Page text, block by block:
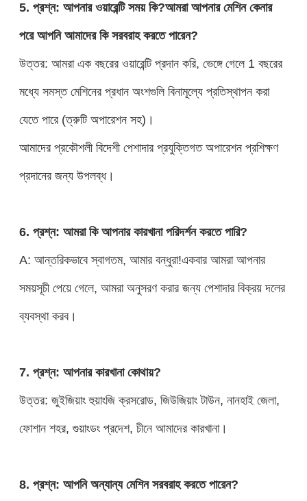
5. প্রশ্ন: আপনার ওয়ারেন্টি সময় কি?আমরা আপনার মেশিন কেনার
পরে আপনি আমাদের কি সরবরাহ করতে পারেন?
উত্তর: আমরা এক বছরের ওয়ারেন্টি প্রদান করি, ভেঙ্গে গেলে 1 বছরের
মধ্যে সমস্ত মেশিনের প্রধান অংশগুলি বিনামূল্যে প্রতিস্থাপন করা
যেতে পারে (ত্রুটি অপারেশন সহ)।
আমাদের প্রকৌশলী বিদেশী পেশাদার প্রযুক্তিগত অপারেশন প্রশিক্ষণ
প্রদানের জন্য উপলব্ধ।
6. প্রশ্ন: আমরা কি আপনার কারখানা পরিদর্শন করতে পারি?
A: আন্তরিকভাবে স্বাগতম, আমার বন্ধুরা!একবার আমরা আপনার
সময়সূচী পেয়ে গেলে, আমরা অনুসরণ করার জন্য পেশাদার বিক্রয় দলের
ব্যবস্থা করব।
7. প্রশ্ন: আপনার কারখানা কোথায়?
উত্তর: জুইজিয়াং হুয়াংজি ক্রসরোড, জিউজিয়াং টাউন, নানহাই জেলা,
ফোশান শহর, গুয়াংডং প্রদেশ, চীনে আমাদের কারখানা।
8. প্রশ্ন: আপনি অন্যান্য মেশিন সরবরাহ করতে পারেন?